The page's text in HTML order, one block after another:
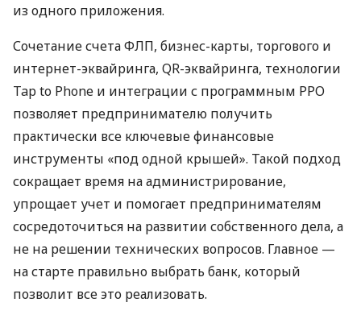
из одного приложения.
Сочетание счета ФЛП, бизнес-карты, торгового и
интернет-эквайринга, QR-эквайринга, технологии
Tap to Phone и интеграции с программным РРО
позволяет предпринимателю получить
практически все ключевые финансовые
инструменты «под одной крышей». Такой подход
сокращает время на администрирование,
упрощает учет и помогает предпринимателям
сосредоточиться на развитии собственного дела, а
не на решении технических вопросов. Главное —
на старте правильно выбрать банк, который
позволит все это реализовать.